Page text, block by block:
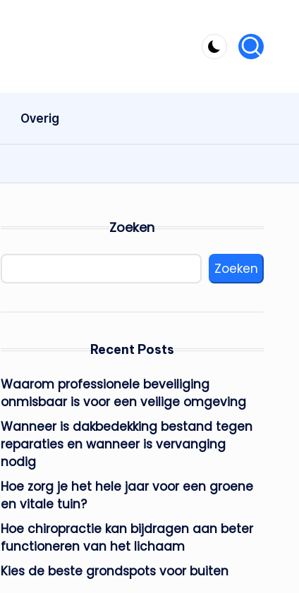
Overig
Zoeken
Zoeken
Recent Posts
Waarom professionele beveiliging
onmisbaar is voor een veilige omgeving
Wanneer is dakbedekking bestand tegen
reparaties en wanneer is vervanging
nodig
Hoe zorg je het hele jaar voor een groene
en vitale tuin?
Hoe chiropractie kan bijdragen aan beter
functioneren van het lichaam
Kies de beste grondspots voor buiten